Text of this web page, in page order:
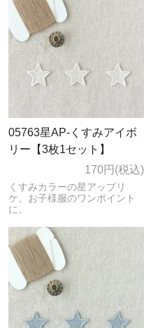
05763星AP-くすみアイボ
リー【3枚1セット】
170円(税込)
くすみカラーの星アップリ
ケ。お子様服のワンポイント
に。